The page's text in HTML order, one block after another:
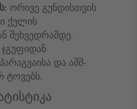
ორივე გუნდისთვის
ქულის
შეხვედრამდე.
ჯგუფიდან
და აშშ-
ტოვებს.